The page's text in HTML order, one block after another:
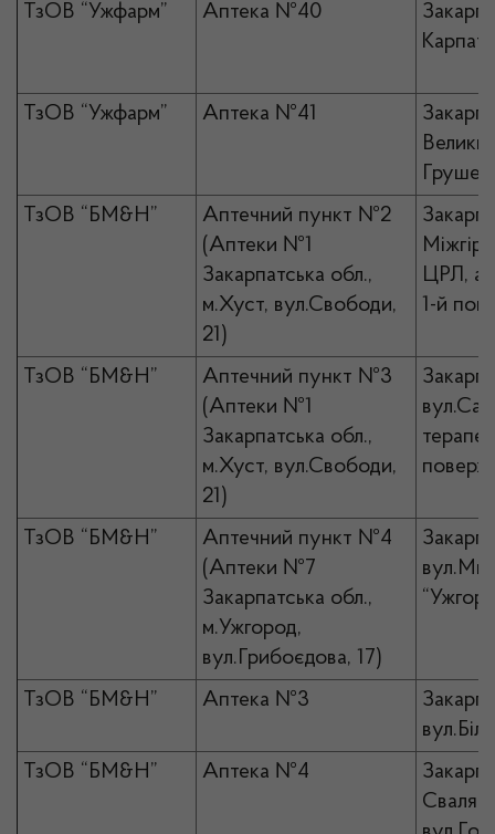
ТзОВ “Ужфарм”
Аптека №40
ТзОВ “Ужфарм” Аптека №41
ТзОВ “БМ&Н”
Аптечний пункт №2
(Аптеки №1
Закарпатська обл.,
м.Хуст, вул.Свободи,
21)
ЦРЛ,
1-й
ТзОВ “БМ&Н”
Аптечний пункт №3
(Аптеки №1
Закарпатська обл.,
м.Хуст, вул.Свободи,
21)
поверх
ТзОВ “БМ&Н”
Аптечний пункт №4
(Аптеки №7
Закарпатська обл.,
м.Ужгород,
вул.Грибоєдова, 17)
ТзОВ “БМ&Н” Аптека №3
ТзОВ “БМ&Н”
Аптека №4